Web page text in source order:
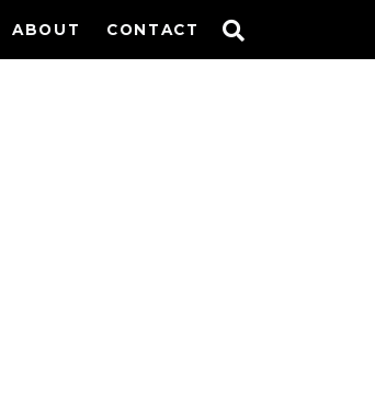
ABOUT CONTACT